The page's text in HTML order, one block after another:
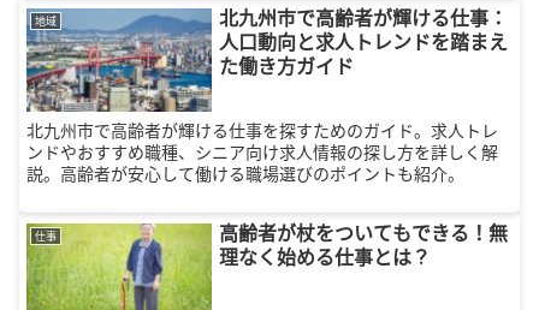
地域
北九州市で高齢者が輝ける仕事：
人口動向と求人トレンドを踏まえ
た働き方ガイド
北九州市で高齢者が輝ける仕事を探すためのガイド。求人トレ
ンドやおすすめ職種、シニア向け求人情報の探し方を詳しく解
説。高齢者が安心して働ける職場選びのポイントも紹介。
仕事
高齢者が杖をついてもできる！無
理なく始める仕事とは？